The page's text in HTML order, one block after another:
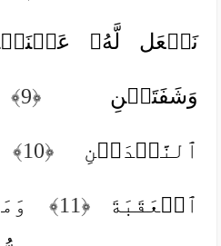
نَجۡعَل لَّهُۥ
وَشَفَتَیۡنِ ﴿9﴾
ٱلنَّجۡدَیۡنِ ﴿10﴾
ٱلۡعَقَبَةَ ﴿11﴾